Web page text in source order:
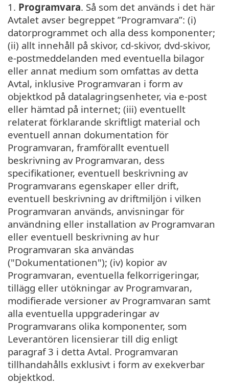
1. Programvara. Så som det används i det här
Avtalet avser begreppet ”Programvara”: (i)
datorprogrammet och alla dess komponenter;
(ii) allt innehåll på skivor, cd-skivor, dvd-skivor,
e-postmeddelanden med eventuella bilagor
eller annat medium som omfattas av detta
Avtal, inklusive Programvaran i form av
objektkod på datalagringsenheter, via e-post
eller hämtad på internet; (iii) eventuellt
relaterat förklarande skriftligt material och
eventuell annan dokumentation för
Programvaran, framförallt eventuell
beskrivning av Programvaran, dess
specifikationer, eventuell beskrivning av
Programvarans egenskaper eller drift,
eventuell beskrivning av driftmiljön i vilken
Programvaran används, anvisningar för
användning eller installation av Programvaran
eller eventuell beskrivning av hur
Programvaran ska användas
("Dokumentationen"); (iv) kopior av
Programvaran, eventuella felkorrigeringar,
tillägg eller utökningar av Programvaran,
modifierade versioner av Programvaran samt
alla eventuella uppgraderingar av
Programvarans olika komponenter, som
Leverantören licensierar till dig enligt
paragraf 3 i detta Avtal. Programvaran
tillhandahålls exklusivt i form av exekverbar
objektkod.